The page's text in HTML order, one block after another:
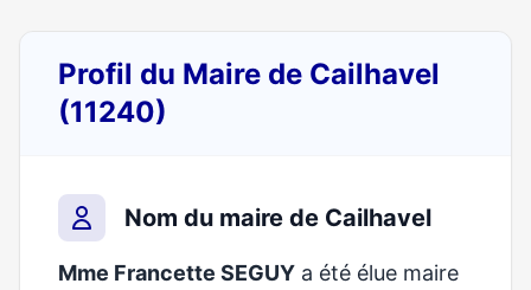
Profil du Maire de Cailhavel
(11240)
Nom du maire de Cailhavel
Mme Francette SEGUY a été élue maire